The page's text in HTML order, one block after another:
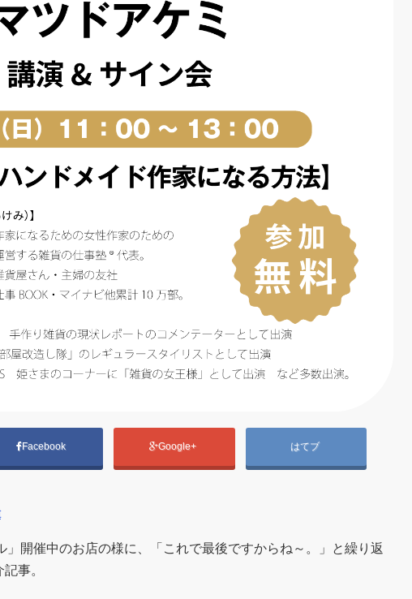
Facebook Google+ はてブ
」開催中のお店の様に、「これで最後ですからね～。」と繰り返
事。